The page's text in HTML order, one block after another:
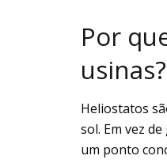
Por
usinas?
Heliostatos
sol. Em vez
um ponto